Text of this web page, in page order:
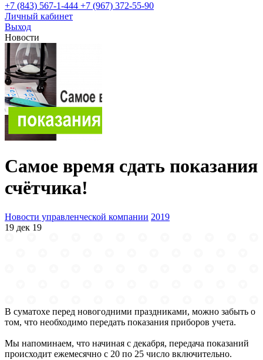
+7 (843) 567-1-444 +7 (967) 372-55-90
Личный кабинет
Выход
Новости
Самое время сдать показания
счётчика!
Новости управленческой компании 2019
19 дек 19
В суматохе перед новогодними праздниками, можно забыть о
том, что необходимо передать показания приборов учета.
Мы напоминаем, что начиная с декабря, передача показаний
происходит ежемесячно с 20 по 25 число включительно.